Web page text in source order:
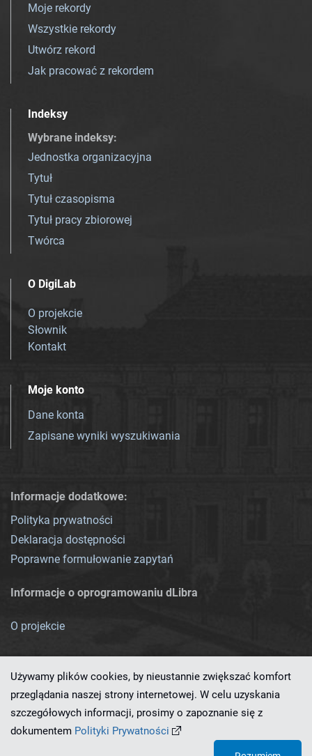
Moje rekordy
Wszystkie rekordy
Utwórz rekord
Jak pracować z rekordem
Indeksy
Wybrane indeksy:
Jednostka organizacyjna
Tytuł
Tytuł czasopisma
Tytuł pracy zbiorowej
Twórca
O DigiLab
O projekcie
Słownik
Kontakt
Moje konto
Dane konta
Zapisane wyniki wyszukiwania
Informacje dodatkowe:
Polityka prywatności
Deklaracja dostępności
Poprawne formułowanie zapytań
Informacje o oprogramowaniu dLibra
O projekcie
Ten serwis działa dzięki oprogramowaniu
Używamy plików cookies, by nieustannie zwiększać komfort
przeglądania naszej strony internetowej. W celu uzyskania
szczegółowych informacji, prosimy o zapoznanie się z
dokumentem Polityki Prywatności